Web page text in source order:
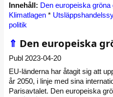
Innehåll: Den europeiska gröna
Klimatlagen *
politik
⇑ Den europeiska
Publ 2023-04-20
EU-länderna har åtagit sig att
år 2050, i linje med sina
Parisavtalet. Den europeiska